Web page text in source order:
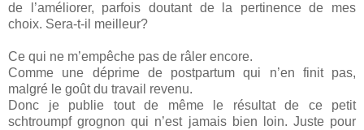
de l’améliorer, parfois doutant de la pertinence de mes
choix. Sera-t-il meilleur?
Ce qui ne m’empêche pas de râler encore.
Comme une déprime de postpartum qui n’en finit pas,
malgré le goût du travail revenu.
Donc je publie tout de même le résultat de ce petit
schtroumpf grognon qui n’est jamais bien loin. Juste pour